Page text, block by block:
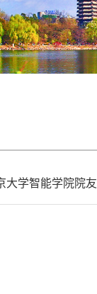
大学智能学院院